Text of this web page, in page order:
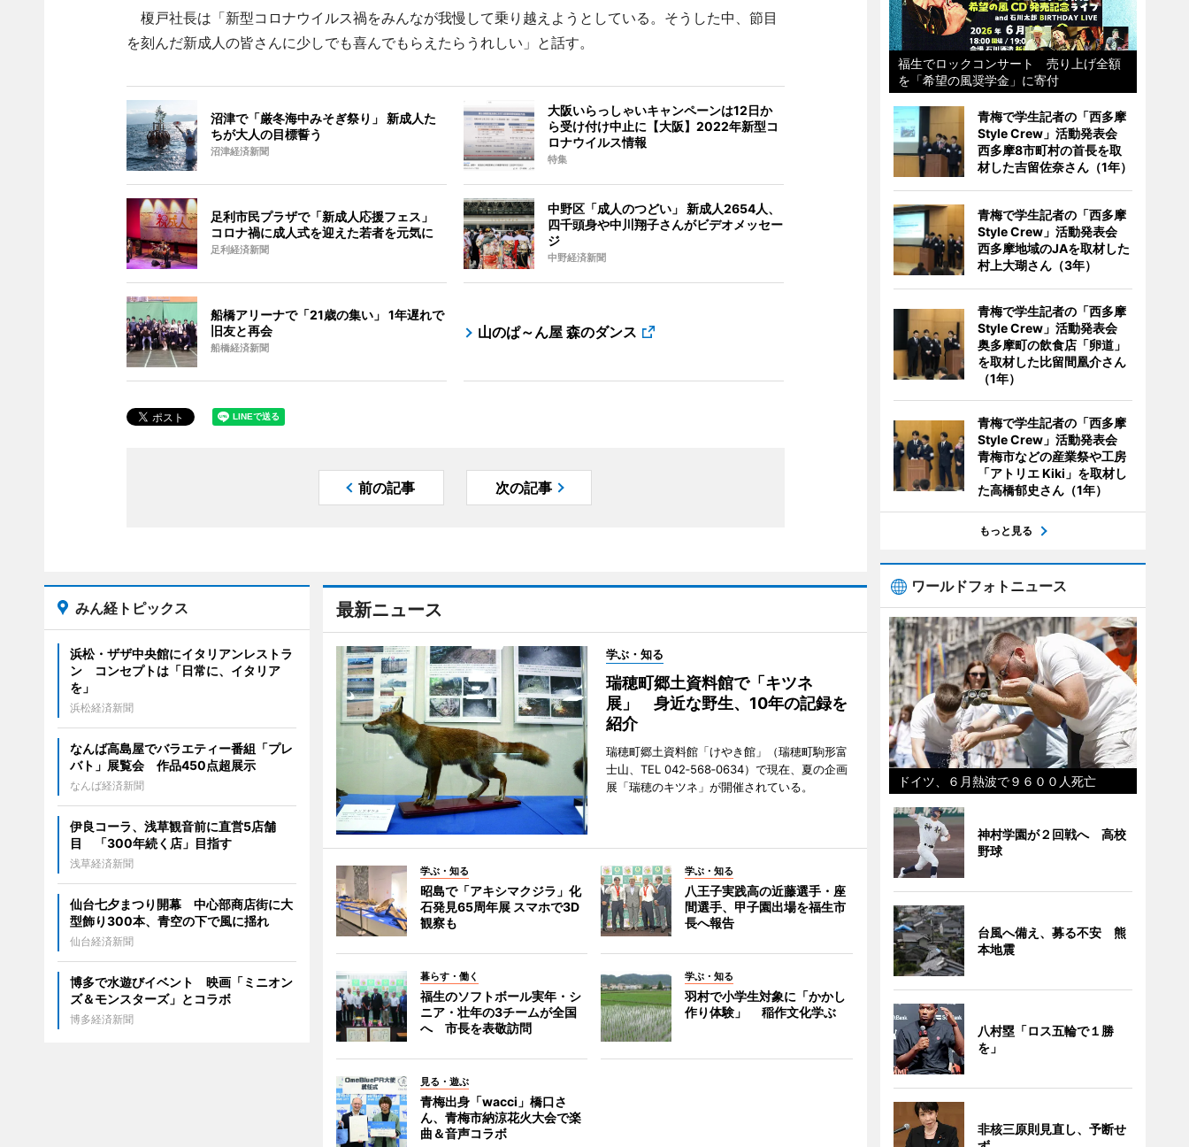
榎戸社長は「新型コロナウイルス禍をみんなが我慢して乗り越えようとしている。そうした中、節目
を刻んだ新成人の皆さんに少しでも喜んでもらえたらうれしい」と話す。
沼津で「厳冬海中みそぎ祭り」 新成人た
ちが大人の目標誓う
沼津経済新聞
大阪いらっしゃいキャンペーンは12日か
ら受け付け中止に【大阪】2022年新型コ
ロナウイルス情報
特集
足利市民プラザで「新成人応援フェス」
コロナ禍に成人式を迎えた若者を元気に
足利経済新聞
中野区「成人のつどい」 新成人2654人、
四千頭身や中川翔子さんがビデオメッセー
ジ
中野経済新聞
船橋アリーナで「21歳の集い」 1年遅れで
旧友と再会
船橋経済新聞
山のぱ～ん屋 森のダンス
前の記事 次の記事
最新ニュース
学ぶ・知る
瑞穂町郷土資料館で「キツネ
展」 身近な野生、10年の記録を
紹介
瑞穂町郷土資料館「けやき館」（瑞穂町駒形富
士山、TEL 042‐568‐0634）で現在、夏の企画
展「瑞穂のキツネ」が開催されている。
学ぶ・知る
昭島で「アキシマクジラ」化
石発見65周年展 スマホで3D
観察も
学ぶ・知る
八王子実践高の近藤選手・座
間選手、甲子園出場を福生市
長へ報告
暮らす・働く
福生のソフトボール実年・シ
ニア・壮年の3チームが全国
へ 市長を表敬訪問
学ぶ・知る
羽村で小学生対象に「かかし
作り体験」 稲作文化学ぶ
見る・遊ぶ
青梅出身「wacci」橋口さ
ん、青梅市納涼花火大会で楽
曲＆音声コラボ
みん経トピックス
浜松・ザザ中央館にイタリアンレストラ
ン コンセプトは「日常に、イタリア
を」
浜松経済新聞
なんば高島屋でバラエティー番組「プレ
バト」展覧会 作品450点超展示
なんば経済新聞
伊良コーラ、浅草観音前に直営5店舗
目 「300年続く店」目指す
浅草経済新聞
仙台七夕まつり開幕 中心部商店街に大
型飾り300本、青空の下で風に揺れ
仙台経済新聞
博多で水遊びイベント 映画「ミニオン
ズ＆モンスターズ」とコラボ
博多経済新聞
福生でロックコンサート 売り上げ全額
を「希望の風奨学金」に寄付
青梅で学生記者の「西多摩
Style Crew」活動発表会
西多摩8市町村の首長を取
材した吉留佐奈さん（1年）
青梅で学生記者の「西多摩
Style Crew」活動発表会
西多摩地域のJAを取材した
村上大瑚さん（3年）
青梅で学生記者の「西多摩
Style Crew」活動発表会
奥多摩町の飲食店「卵道」
を取材した比留間凰介さん
（1年）
青梅で学生記者の「西多摩
Style Crew」活動発表会
青梅市などの産業祭や工房
「アトリエ Kiki」を取材し
た高橋郁史さん（1年）
もっと見る
ワールドフォトニュース
ドイツ、６月熱波で９６００人死亡
神村学園が２回戦へ 高校
野球
台風へ備え、募る不安 熊
本地震
八村塁「ロス五輪で１勝
を」
非核三原則見直し、予断せ